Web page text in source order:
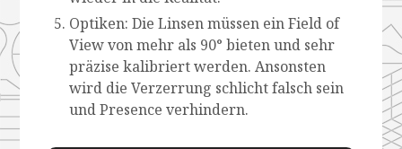
Optiken: Die Linsen müssen ein Field of
View von mehr als 90° bieten und sehr
präzise kalibriert werden. Ansonsten
wird die Verzerrung schlicht falsch sein
und Presence verhindern.